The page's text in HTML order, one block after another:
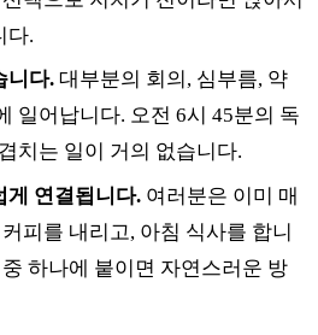
다.
니다. 대부분의 회의, 심부름, 약
일어납니다. 오전 6시 45분의 독
치는 일이 거의 없습니다.
게 연결됩니다. 여러분은 이미 매
피를 내리고, 아침 식사를 합니
하나에 붙이면 자연스러운 방